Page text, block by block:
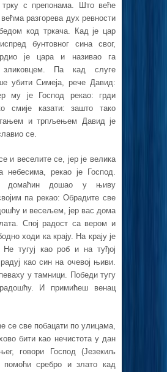
трку с препонама. Што веће
разгорева дух ревности
код тркача. Кад је цар
бунтовног сина свог,
је цара и називао га
зликовцем. Па кад слуге
убити Симеја, рече Давид:
му је Господ рекао: грди
смије казати: зашто тако
и трпљењем Давид је
се.
и веселите се, јер је велика
небесима, рекао је Господ.
домаћин дошао у њиву
па рекао: Обрадите све
и весељем, јер вас дома
Спој радост са вером и
ходи ка крају. На крају је
Не тугуј као роб и на туђој
као син на очевој њиви.
у тамници. Победи тугу
И примићеш венац
се све побацати по улицама,
бити као нечистота у дан
говори Господ (Језекиљ
сребро и злато кад